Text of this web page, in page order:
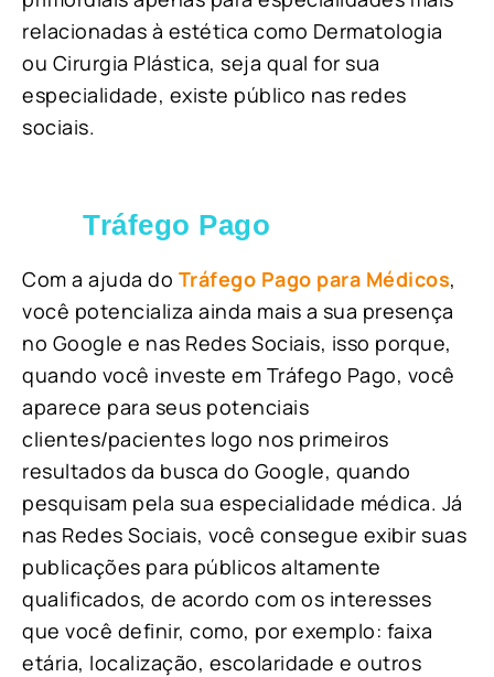
relacionadas à estética como Dermatologia
ou Cirurgia Plástica, seja qual for sua
especialidade, existe público nas redes
sociais.
Tráfego Pago
Com a ajuda do Tráfego Pago para Médicos,
você potencializa ainda mais a sua presença
no Google e nas Redes Sociais, isso porque,
quando você investe em Tráfego Pago, você
aparece para seus potenciais
clientes/pacientes logo nos primeiros
resultados da busca do Google, quando
pesquisam pela sua especialidade médica. Já
nas Redes Sociais, você consegue exibir suas
publicações para públicos altamente
qualificados, de acordo com os interesses
que você definir, como, por exemplo: faixa
etária, localização, escolaridade e outros